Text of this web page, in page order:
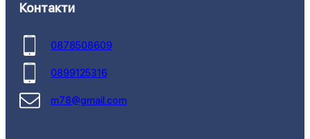
Контакти
0878508609
0899125316
m78@gmail.com